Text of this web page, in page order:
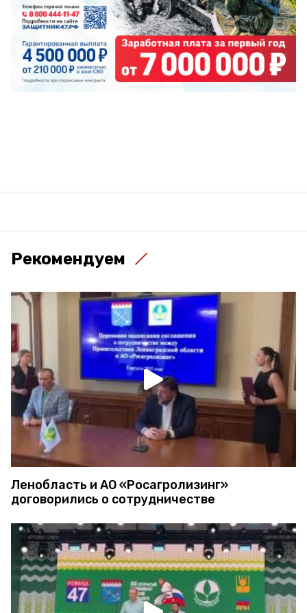
Рекомендуем
Ленобласть и АО «Росагролизинг»
договорились о сотрудничестве